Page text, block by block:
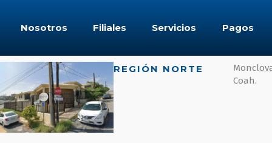
Nosotros Filiales Servicios Pagos
REGIÓN NORTE
Coah.